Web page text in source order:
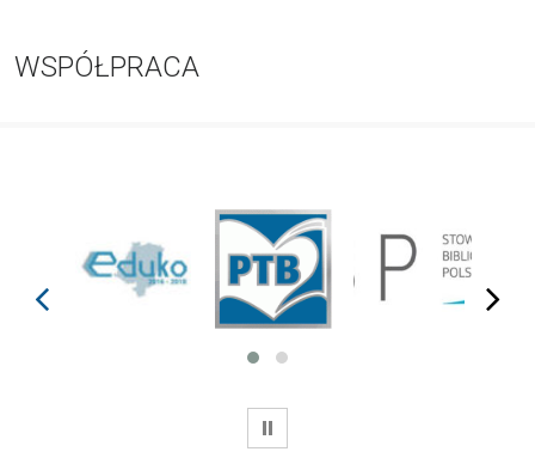
WSPÓŁPRACA
prev next
WSTRZYMAJ